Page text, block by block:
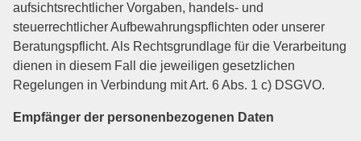
aufsichtsrechtlicher Vorgaben, handels- und
steuerrechtlicher Aufbewahrungspflichten oder unserer
Beratungspflicht. Als Rechtsgrundlage für die Verarbeitung
dienen in diesem Fall die jeweiligen gesetzlichen
Regelungen in Verbindung mit Art. 6 Abs. 1 c) DSGVO.
Empfänger der personenbezogenen Daten